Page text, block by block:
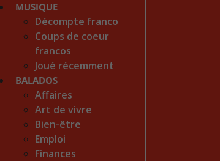
MUSIQUE
Décompte franco
Coups de coeur
francos
Joué récemment
BALADOS
Affaires
Art de vivre
Bien-être
Emploi
Finances